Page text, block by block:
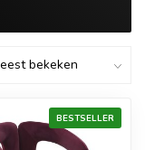
BESTSELLER